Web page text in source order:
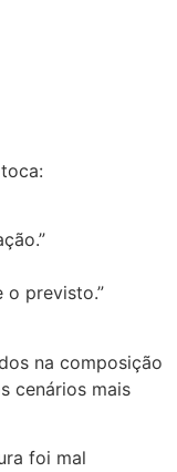
o previsto.”
na composição
cenários mais
foi mal